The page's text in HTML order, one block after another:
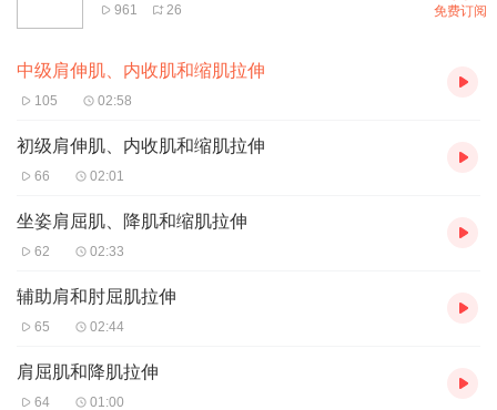
961 26 免费订阅
中级肩伸肌、内收肌和缩肌拉伸
105 02:58
初级肩伸肌、内收肌和缩肌拉伸
66 02:01
坐姿肩屈肌、降肌和缩肌拉伸
62 02:33
辅助肩和肘屈肌拉伸
65 02:44
肩屈肌和降肌拉伸
64 01:00